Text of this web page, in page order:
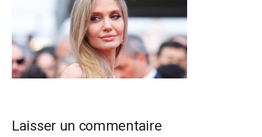
Laisser un commentaire